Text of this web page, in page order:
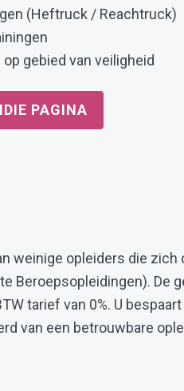
(Heftruck / Reachtruck)
gebied van veiligheid
PAGINA
weinige opleiders die
Beroepsopleidingen). De
tarief van 0%. U
van een betrouwbare